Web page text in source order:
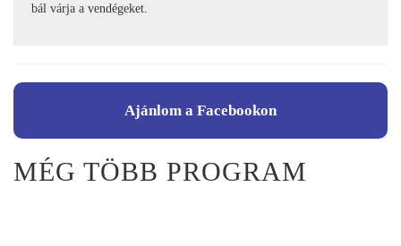
bál várja a vendégeket.
Ajánlom a Facebookon
MÉG TÖBB PROGRAM